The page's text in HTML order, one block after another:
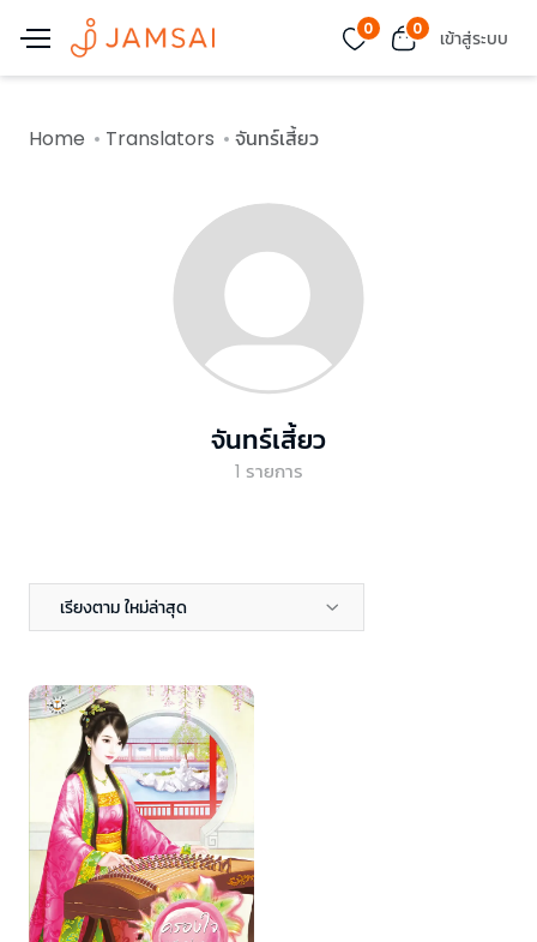
0 0 เข้าสู่ระบบ
Home Translators จันทร์เสี้ยว
จันทร์เสี้ยว
1 รายการ
เรียงตาม ใหม่ล่าสุด